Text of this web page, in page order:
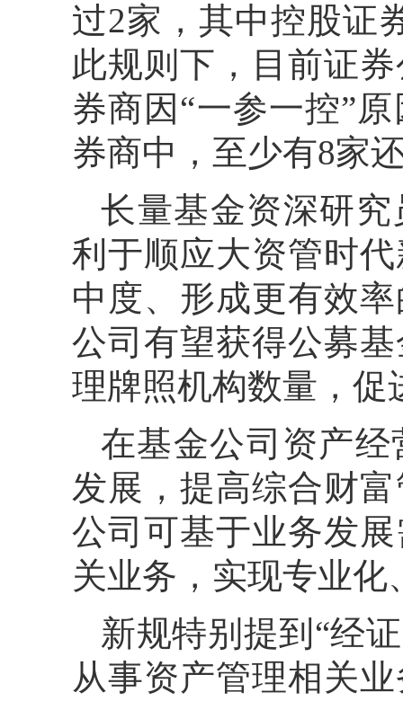
过2家，其中控股证
此规则下，目前证
券商因“一参一控”
券商中，至少有8家
长量基金资深研
利于顺应大资管时
中度、形成更有效
公司有望获得公募
理牌照机构数量，促
在基金公司资产
发展，提高综合财
公司可基于业务发
关业务，实现专业化
新规特别提到“经
从事资产管理相关